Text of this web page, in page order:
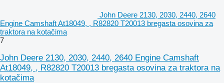
John Deere 2130, 2030, 2440, 2640
Engine Camshaft At18049, , R82820 T20013 bregasta osovina za
traktora na kotačima
7
John Deere 2130, 2030, 2440, 2640 Engine Camshaft
At18049, , R82820 T20013 bregasta osovina za traktora na
kotačima